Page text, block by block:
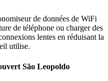
de données de WiFi
de téléphone ou charger des
lentes en réduisant la
utilise.
São Leopoldo